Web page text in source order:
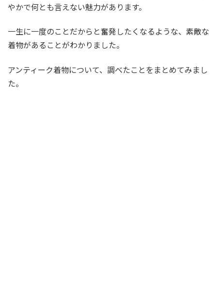
やかで何とも言えない魅力があります。
一生に一度のことだからと奮発したくなるような、素敵な
着物があることがわかりました。
アンティーク着物について、調べたことをまとめてみまし
た。